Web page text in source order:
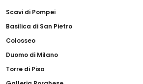
Scavi di Pompei
Basilica di San Pietro
Colosseo
Duomo di Milano
Torre di Pisa